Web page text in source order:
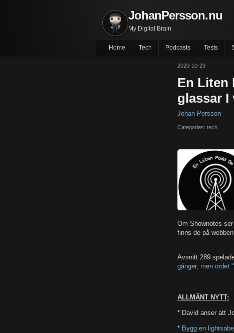
JohanPersson.nu
My Digital Brain
Home Tech Podcasts Tests
2020-10-29
En Liten
glassar I
Johan Persson
Categories: tech
Om Shownotes
finns de på
Avsnitt 289
gånger, men ordet
ALLMÄNT NYTT:
* David anser att
* Bygg en